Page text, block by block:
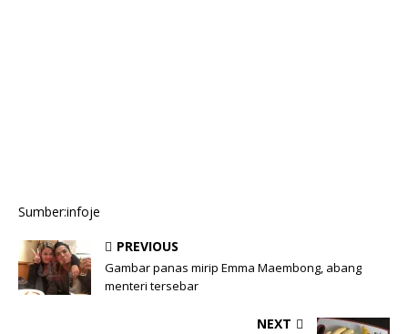
Sumber:infoje
PREVIOUS
Gambar panas mirip Emma Maembong, abang
menteri tersebar
NEXT